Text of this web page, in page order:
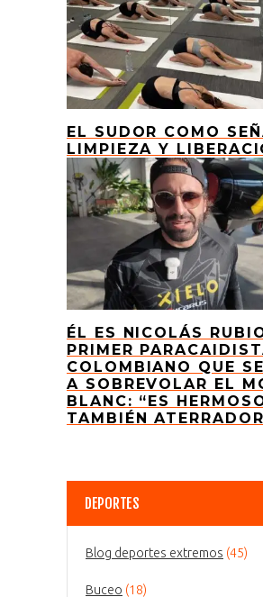
EL SUDOR COMO
LIMPIEZA Y
ÉL ES NICOLÁS
PRIMER
COLOMBIANO QUE
A SOBREVOLAR EL
BLANC: “ES
TAMBIÉN
DEPORTES
Blog deportes extremos (45)
Buceo (18)